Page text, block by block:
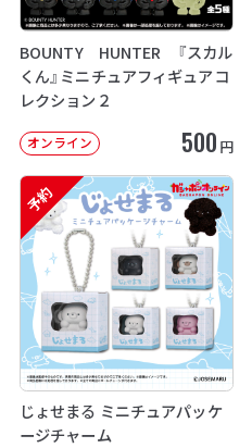
BOUNTY HUNTER 『スカル
くん』ミニチュアフィギュアコ
レクション２
オンライン 500 円
予約
じょせまる ミニチュアパッケ
ージチャーム